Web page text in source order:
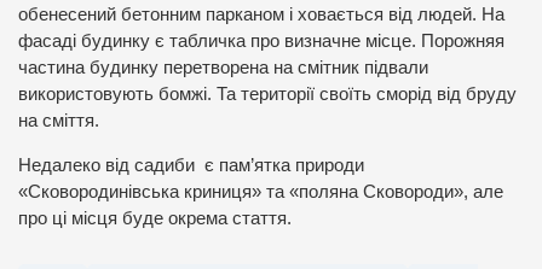
обенесений бетонним парканом і ховається від людей. На
фасаді будинку є табличка про визначне місце. Порожняя
частина будинку перетворена на смітник підвали
використовують бомжі. Та території своїть сморід від бруду
на сміття.
Недалеко від садиби є пам’ятка природи
«Сковородинівська криниця» та «поляна Сковороди», але
про ці місця буде окрема стаття.